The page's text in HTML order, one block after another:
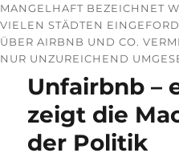
MANGELHAFT BEZEICHNET
VIELEN STÄDTEN
ÜBER AIRBNB UND CO.
NUR UNZUREICHEND
Unfairbnb –
zeigt die
der Politik